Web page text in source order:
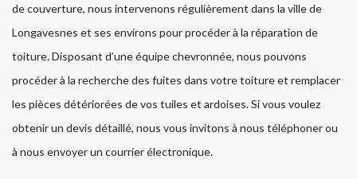
de couverture, nous intervenons régulièrement dans la ville de
Longavesnes et ses environs pour procéder à la réparation de
toiture. Disposant d’une équipe chevronnée, nous pouvons
procéder à la recherche des fuites dans votre toiture et remplacer
les pièces détériorées de vos tuiles et ardoises. Si vous voulez
obtenir un devis détaillé, nous vous invitons à nous téléphoner ou
à nous envoyer un courrier électronique.